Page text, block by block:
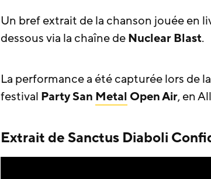
Un bref extrait de la chanson jouée en
dessous via la chaîne deNuclear Blast.
La performance a été capturée lors de
festival Party San Metal Open Air, en
Extrait de Sanctus Diaboli